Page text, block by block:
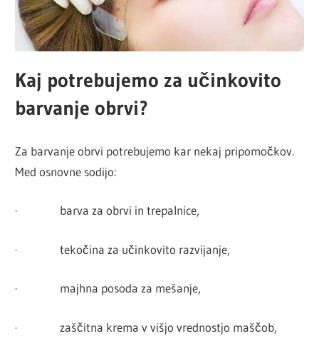
Kaj potrebujemo za učinkovito
barvanje obrvi?
Za barvanje obrvi potrebujemo kar nekaj pripomočkov.
Med osnovne sodijo:
· barva za obrvi in trepalnice,
· tekočina za učinkovito razvijanje,
· majhna posoda za mešanje,
· zaščitna krema v višjo vrednostjo maščob,